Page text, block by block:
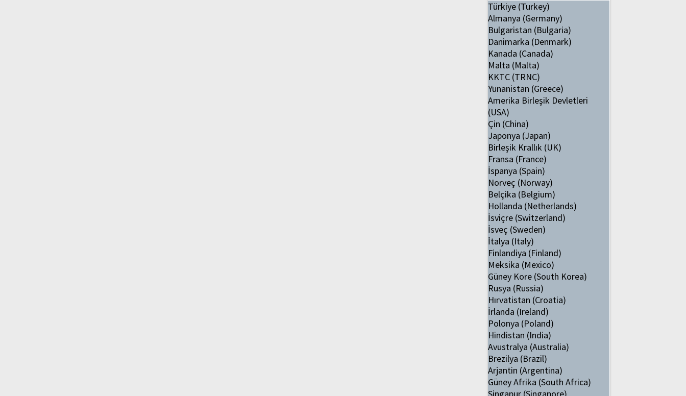
Türkiye (Turkey)
Almanya (Germany)
Bulgaristan (Bulgaria)
Danimarka (Denmark)
Kanada (Canada)
Malta (Malta)
KKTC (TRNC)
Yunanistan (Greece)
Amerika Birleşik Devletleri
(USA)
Çin (China)
Japonya (Japan)
Birleşik Krallık (UK)
Fransa (France)
İspanya (Spain)
Norveç (Norway)
Belçika (Belgium)
Hollanda (Netherlands)
İsviçre (Switzerland)
İsveç (Sweden)
İtalya (Italy)
Finlandiya (Finland)
Meksika (Mexico)
Güney Kore (South Korea)
Rusya (Russia)
Hırvatistan (Croatia)
İrlanda (Ireland)
Polonya (Poland)
Hindistan (India)
Avustralya (Australia)
Brezilya (Brazil)
Arjantin (Argentina)
Güney Afrika (South Africa)